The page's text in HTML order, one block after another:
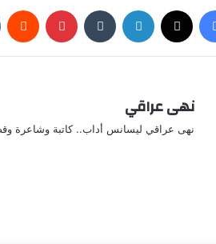
نهى عراقي
نهى عراقي ليسانس أداب.. كاتبة وشاعرة